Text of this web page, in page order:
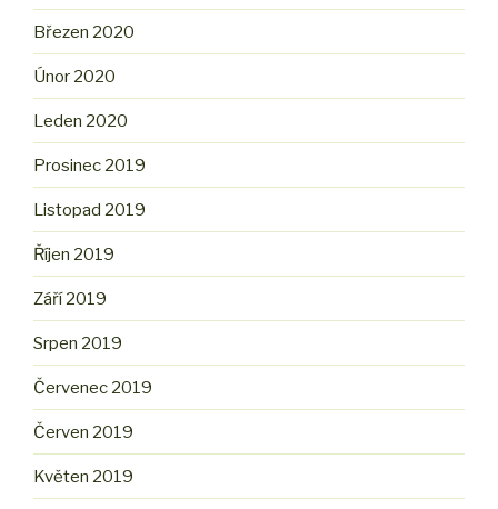
Březen 2020
Únor 2020
Leden 2020
Prosinec 2019
Listopad 2019
Říjen 2019
Září 2019
Srpen 2019
Červenec 2019
Červen 2019
Květen 2019